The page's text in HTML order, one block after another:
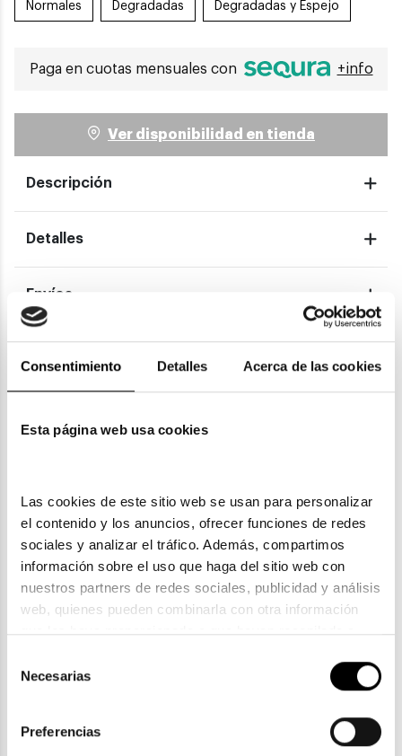
Consentimiento Detalles Acerca de las cookies
Esta página web usa cookies
Las cookies de este sitio web se usan para personalizar
el contenido y los anuncios, ofrecer funciones de redes
sociales y analizar el tráfico. Además, compartimos
información sobre el uso que haga del sitio web con
nuestros partners de redes sociales, publicidad y análisis
web, quienes pueden combinarla con otra información
que les haya proporcionado o que hayan recopilado a
la política de privacidad en el siguiente
. Consulta
Necesarias
Preferencias
Normales Degradadas Degradadas y Espejo
Paga en cuotas mensuales con +info
Ver disponibilidad en tienda
Descripción
Detalles
Envíos